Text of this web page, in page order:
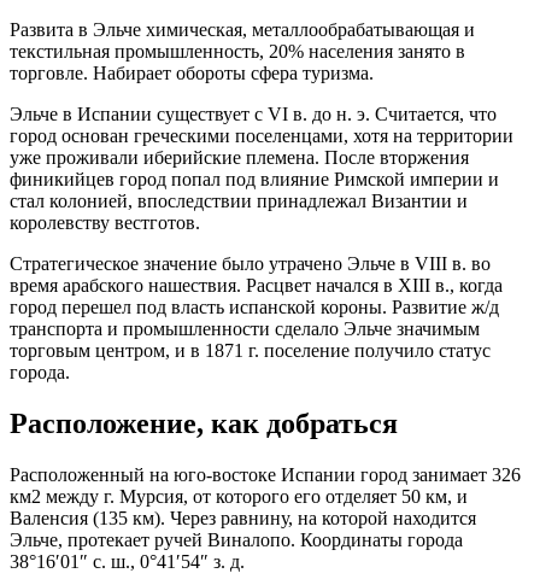
Развита в Эльче химическая, металлообрабатывающая и
текстильная промышленность, 20% населения занято в
торговле. Набирает обороты сфера туризма.
Эльче в Испании существует с VI в. до н. э. Считается, что
город основан греческими поселенцами, хотя на территории
уже проживали иберийские племена. После вторжения
финикийцев город попал под влияние Римской империи и
стал колонией, впоследствии принадлежал Византии и
королевству вестготов.
Стратегическое значение было утрачено Эльче в VIII в. во
время арабского нашествия. Расцвет начался в XIII в., когда
город перешел под власть испанской короны. Развитие ж/д
транспорта и промышленности сделало Эльче значимым
торговым центром, и в 1871 г. поселение получило статус
города.
Расположение, как добраться
Расположенный на юго-востоке Испании город занимает 326
км2 между г. Мурсия, от которого его отделяет 50 км, и
Валенсия (135 км). Через равнину, на которой находится
Эльче, протекает ручей Виналопо. Координаты города
38°16′01″ с. ш., 0°41′54″ з. д.